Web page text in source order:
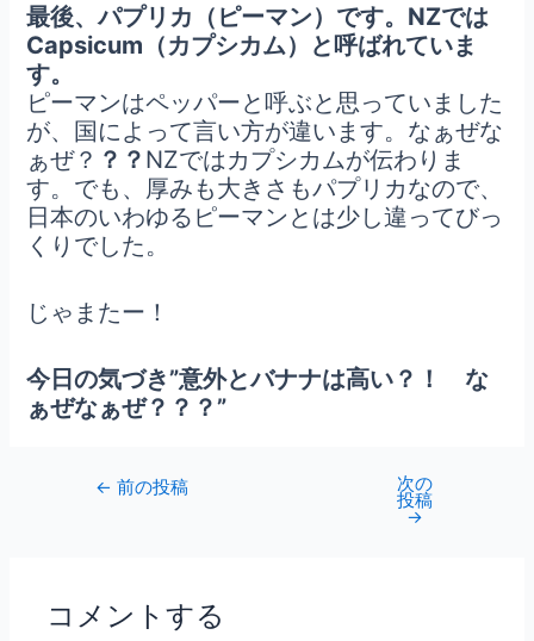
最後、パプリカ（ピーマン）です。NZでは
Capsicum（カプシカム）と呼ばれていま
す。
ピーマンはペッパーと呼ぶと思っていました
が、国によって言い方が違います。なぁぜな
ぁぜ？ ？？ NZではカプシカムが伝わりま
す。でも、厚みも大きさもパプリカなので、
日本のいわゆるピーマンとは少し違ってびっ
くりでした。
じゃまたー！
今日の気づき”意外とバナナは高い？！ な
ぁぜなぁぜ？ ？？”
← 前の投稿 次の
投稿
→
コメントする